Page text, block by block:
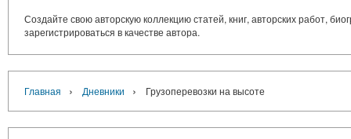
Создайте свою авторскую коллекцию статей, книг, авторских работ,
зарегистрироваться в качестве автора.
Главная › Дневники › Грузоперевозки на высоте